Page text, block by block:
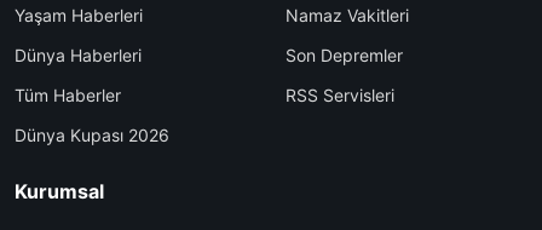
Yaşam Haberleri
Dünya Haberleri
Tüm Haberler
Dünya Kupası 2026
Namaz Vakitleri
Son Depremler
RSS Servisleri
Kurumsal